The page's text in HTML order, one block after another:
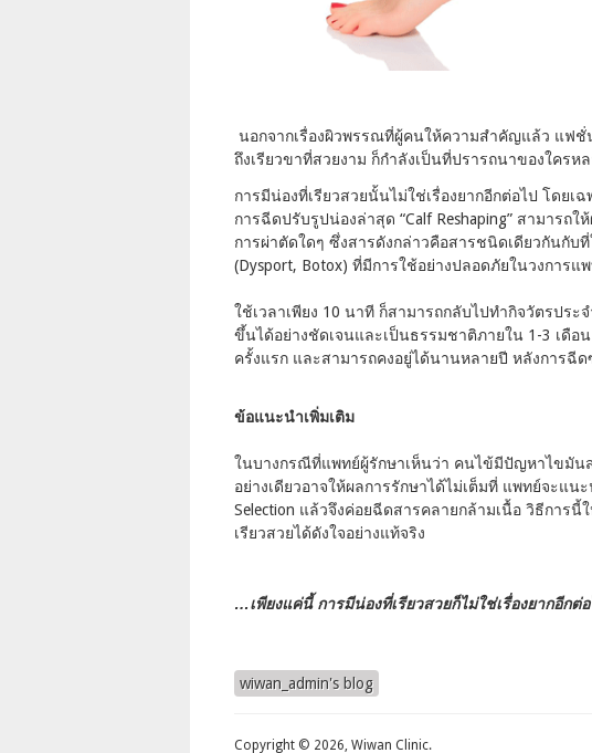
นอกจากเรื่องผิวพรรณที่ผู้คนให้ความสำคัญแล้ว แฟชั่
ถึงเรียวขาที่สวยงาม ก็กำลังเป็นที่ปรารถนาของใครห
การมีน่องที่เรียวสวยนั้นไม่ใช่เรื่องยากอีกต่อไป โดย
การฉีดปรับรูปน่องล่าสุด “Calf Reshaping” สามารถ
การผ่าตัดใดๆ ซึ่งสารดังกล่าวคือสารชนิดเดียวกันกับ
(Dysport, Botox) ที่มีการใช้อย่างปลอดภัยในวงการ
ใช้เวลาเพียง 10 นาที ก็สามารถกลับไปทำกิจวัตรปร
ขึ้นได้อย่างชัดเจนและเป็นธรรมชาติภายใน 1-3 เดือ
ครั้งแรก และสามารถคงอยู่ได้นานหลายปี หลังการฉี
ข้อแนะนำเพิ่มเติม
ในบางกรณีที่แพทย์ผู้รักษาเห็นว่า คนไข้มีปัญหาไขมัน
อย่างเดียวอาจให้ผลการรักษาได้ไม่เต็มที่ แพทย์จะแน
Selection แล้วจึงค่อยฉีดสารคลายกล้ามเนื้อ วิธีการ
เรียวสวยได้ดังใจอย่างแท้จริง
…เพียงแค่นี้ การมีน่องที่เรียวสวยก็ไม่ใช่เรื่องยากอีกต่
wiwan_admin's blog
Copyright © 2026, Wiwan Clinic.